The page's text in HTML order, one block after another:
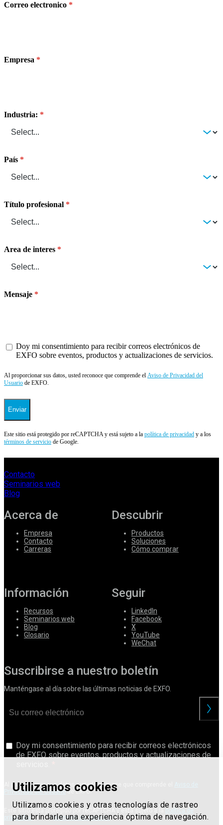
Utilizamos cookies
Utilizamos cookies y otras tecnologías de rastreo
para brindarle una experiencia óptima de navegación.
Correo electronico
Empresa
Industria:
País
Título profesional
Area de interes
Mensaje
Doy mi consentimiento para recibir correos electrónicos de
EXFO sobre eventos, productos y actualizaciones de servicios.
Al proporcionar sus datos, usted reconoce que comprende el Aviso de Privacidad del
Usuario de EXFO.
Enviar
Este sitio está protegido por reCAPTCHA y está sujeto a la política de privacidad y a los
términos de servicio de Google.
Contacto
Seminarios web
Blog
Acerca de
Empresa
Contacto
Carreras
Descubrir
Productos
Soluciones
Cómo comprar
Información
Recursos
Seminarios web
Blog
Glosario
Seguir
LinkedIn
Facebook
X
YouTube
WeChat
Suscribirse a nuestro boletín
Manténgase al día sobre las últimas noticias de EXFO.
Doy mi consentimiento para recibir correos electrónicos
de EXFO sobre eventos, productos y actualizaciones de
Al proporcionar sus datos, usted reconoce que comprende el
Privacidad del Usuariode EXFO.
Este sitio está protegido por reCAPTCHA y está sujeto a la
privacidady a los términos de serviciode Google.